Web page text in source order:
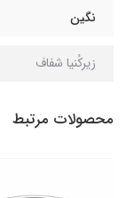
نگین
زیرکُنیا شفاف
محصولات مرتبط